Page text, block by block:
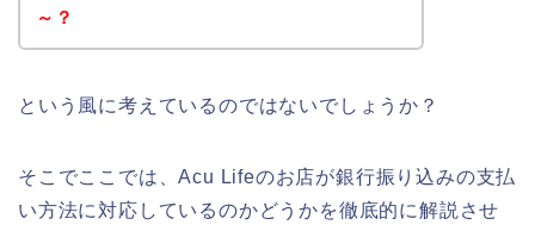
～？
という風に考えているのではないでしょうか？
そこでここでは、Acu Lifeのお店が銀行振り込みの支払
い方法に対応しているのかどうかを徹底的に解説させ